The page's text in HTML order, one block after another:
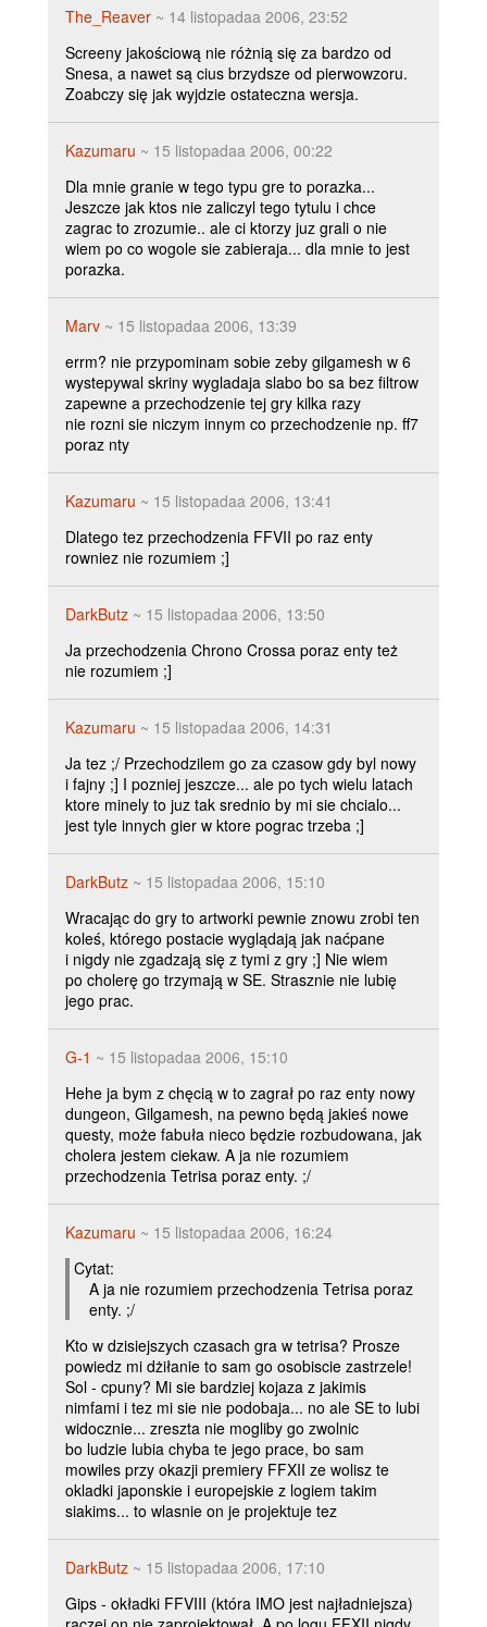
The_Reaver ~ 14 listopadaa 2006, 23:52
Screeny jakościową nie różnią się za bardzo od
Snesa, a nawet są cius brzydsze od pierwowzoru.
Zoabczy się jak wyjdzie ostateczna wersja.
Kazumaru ~ 15 listopadaa 2006, 00:22
Dla mnie granie w tego typu gre to porazka...
Jeszcze jak ktos nie zaliczyl tego tytulu i chce
zagrac to zrozumie.. ale ci ktorzy juz grali o nie
wiem po co wogole sie zabieraja... dla mnie to jest
porazka.
Marv ~ 15 listopadaa 2006, 13:39
errm? nie przypominam sobie zeby gilgamesh w 6
wystepywal skriny wygladaja slabo bo sa bez filtrow
zapewne a przechodzenie tej gry kilka razy
nie rozni sie niczym innym co przechodzenie np. ff7
poraz nty
Kazumaru ~ 15 listopadaa 2006, 13:41
Dlatego tez przechodzenia FFVII po raz enty
rowniez nie rozumiem ;]
DarkButz ~ 15 listopadaa 2006, 13:50
Ja przechodzenia Chrono Crossa poraz enty też
nie rozumiem ;]
Kazumaru ~ 15 listopadaa 2006, 14:31
Ja tez ;/ Przechodzilem go za czasow gdy byl nowy
i fajny ;] I pozniej jeszcze... ale po tych wielu latach
ktore minely to juz tak srednio by mi sie chcialo...
jest tyle innych gier w ktore pograc trzeba ;]
DarkButz ~ 15 listopadaa 2006, 15:10
Wracając do gry to artworki pewnie znowu zrobi ten
koleś, którego postacie wyglądają jak naćpane
i nigdy nie zgadzają się z tymi z gry ;] Nie wiem
po cholerę go trzymają w SE. Strasznie nie lubię
jego prac.
G-1 ~ 15 listopadaa 2006, 15:10
Hehe ja bym z chęcią w to zagrał po raz enty nowy
dungeon, Gilgamesh, na pewno będą jakieś nowe
questy, może fabuła nieco będzie rozbudowana, jak
cholera jestem ciekaw. A ja nie rozumiem
przechodzenia Tetrisa poraz enty. ;/
Kazumaru ~ 15 listopadaa 2006, 16:24
Cytat:
A ja nie rozumiem przechodzenia Tetrisa poraz
enty. ;/
Kto w dzisiejszych czasach gra w tetrisa? Prosze
powiedz mi dżiłanie to sam go osobiscie zastrzele!
Sol - cpuny? Mi sie bardziej kojaza z jakimis
nimfami i tez mi sie nie podobaja... no ale SE to lubi
widocznie... zreszta nie mogliby go zwolnic
bo ludzie lubia chyba te jego prace, bo sam
mowiles przy okazji premiery FFXII ze wolisz te
okladki japonskie i europejskie z logiem takim
siakims... to wlasnie on je projektuje tez
DarkButz ~ 15 listopadaa 2006, 17:10
Gips - okładki FFVIII (która IMO jest najładniejsza)